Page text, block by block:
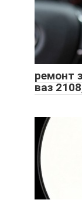
ремонт
ваз